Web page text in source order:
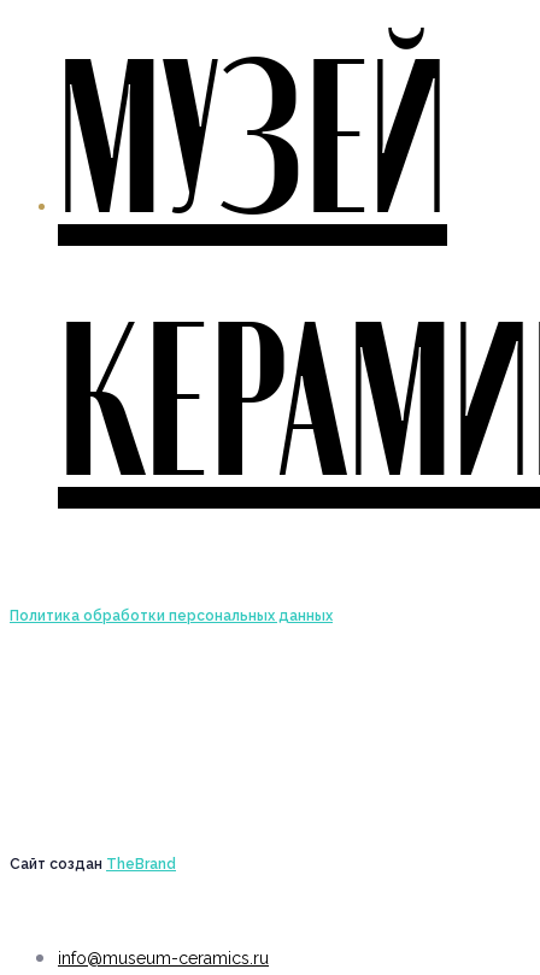
МУЗЕЙ
Политика обработки персональных данных
Сайт создан TheBrand
info@museum-ceramics.ru